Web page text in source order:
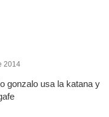
2014
gonzalo usa la katana y